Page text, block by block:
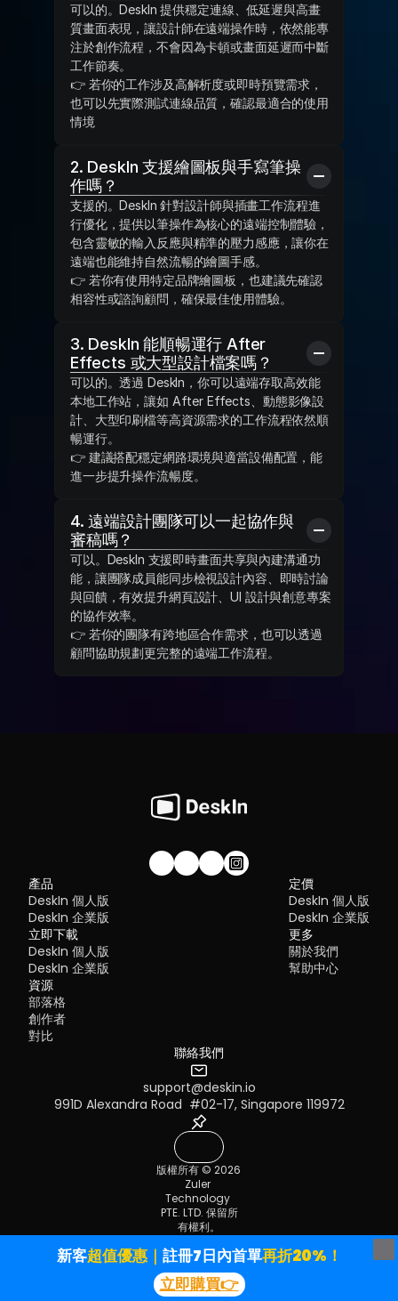
可以的。DeskIn 提供穩定連線、低延遲與高畫
質畫面表現，讓設計師在遠端操作時，依然能專
注於創作流程，不會因為卡頓或畫面延遲而中斷
工作節奏。
👉 若你的工作涉及高解析度或即時預覽需求，
也可以先實際測試連線品質，確認最適合的使用
情境
2. DeskIn 支援繪圖板與手寫筆操
作嗎？
支援的。DeskIn 針對設計師與插畫工作流程進
行優化，提供以筆操作為核心的遠端控制體驗，
包含靈敏的輸入反應與精準的壓力感應，讓你在
遠端也能維持自然流暢的繪圖手感。
👉 若你有使用特定品牌繪圖板，也建議先確認
相容性或諮詢顧問，確保最佳使用體驗。
3. DeskIn 能順暢運行 After
Effects 或大型設計檔案嗎？
可以的。透過 DeskIn，你可以遠端存取高效能
本地工作站，讓如 After Effects、動態影像設
計、大型印刷檔等高資源需求的工作流程依然順
暢運行。
👉 建議搭配穩定網路環境與適當設備配置，能
進一步提升操作流暢度。
4. 遠端設計團隊可以一起協作與
審稿嗎？
可以。DeskIn 支援即時畫面共享與內建溝通功
能，讓團隊成員能同步檢視設計內容、即時討論
與回饋，有效提升網頁設計、UI 設計與創意專案
的協作效率。
👉 若你的團隊有跨地區合作需求，也可以透過
顧問協助規劃更完整的遠端工作流程。
加入我們的社群！
產品
DeskIn 個人版
DeskIn 企業版
立即下載
DeskIn 個人版
DeskIn 企業版
定價
DeskIn 個人版
DeskIn 企業版
更多
關於我們
幫助中心
資源
部落格
創作者
對比
聯絡我們
support@deskin.io
991D Alexandra Road  #02-17, Singapore 119972
版權所有 © 2026
Zuler
Technology
PTE. LTD. 保留所
有權利。
立即下載
新客超值優惠｜ 註冊7日內首單再折20%！
立即購買👉